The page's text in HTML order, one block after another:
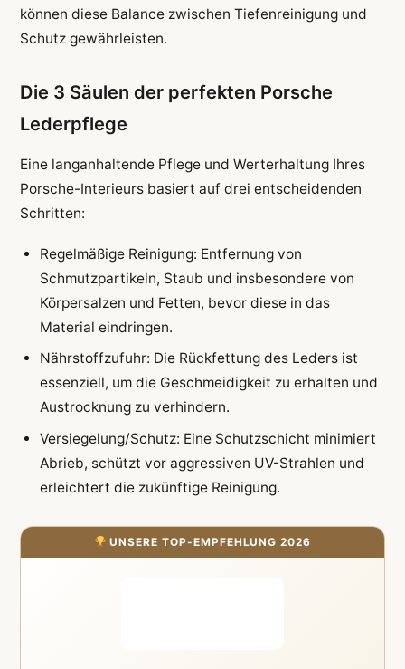
können diese Balance zwischen Tiefenreinigung und
Schutz gewährleisten.
Die 3 Säulen der perfekten Porsche
Lederpflege
Eine langanhaltende Pflege und Werterhaltung Ihres
Porsche-Interieurs basiert auf drei entscheidenden
Schritten:
Regelmäßige Reinigung: Entfernung von
Schmutzpartikeln, Staub und insbesondere von
Körpersalzen und Fetten, bevor diese in das
Material eindringen.
Nährstoffzufuhr: Die Rückfettung des Leders ist
essenziell, um die Geschmeidigkeit zu erhalten und
Austrocknung zu verhindern.
Versiegelung/Schutz: Eine Schutzschicht minimiert
Abrieb, schützt vor aggressiven UV-Strahlen und
erleichtert die zukünftige Reinigung.
UNSERE TOP-EMPFEHLUNG 2026